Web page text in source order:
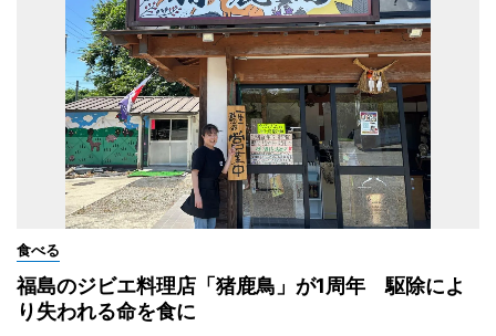
食べる
福島のジビエ料理店「猪鹿鳥」が1周年 駆除によ
り失われる命を食に